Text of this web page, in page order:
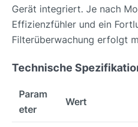
Gerät integriert. Je nach
Effizienzfühler und ein
Filterüberwachung erfolgt
Technische
Param
eter
Wert